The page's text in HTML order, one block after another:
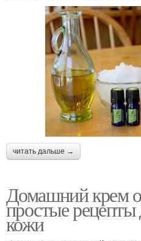
читать дальше →
Домашний крем
простые
кожи